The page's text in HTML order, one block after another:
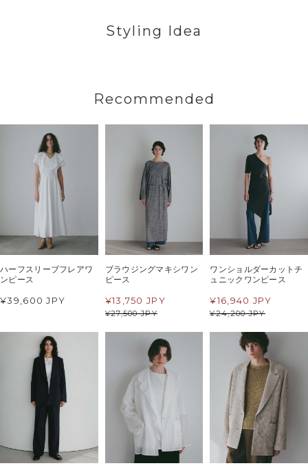
Styling Idea
Recommended
ハーフスリーブフレアワ
ンピース
¥39,600 JPY
ブラウジングマキシワン
ピース
¥27,500 JPY
¥13,750 JPY
ワンショルダーカットチ
ュニックワンピース
¥24,200 JPY
¥16,940 JPY